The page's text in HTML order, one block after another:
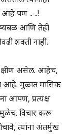
आहे पण .. ..!
आणि तेही
शक्ती नाही.
असेल. आहेच,
आहे. मुळात मासिक
आपण, प्रत्यक्ष
विचार करू
त्यांना अंतर्मुख